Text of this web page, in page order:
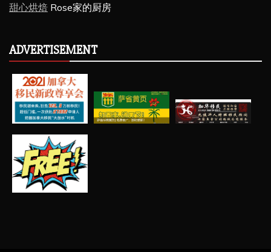
甜心烘焙 Rose家的厨房
ADVERTISEMENT